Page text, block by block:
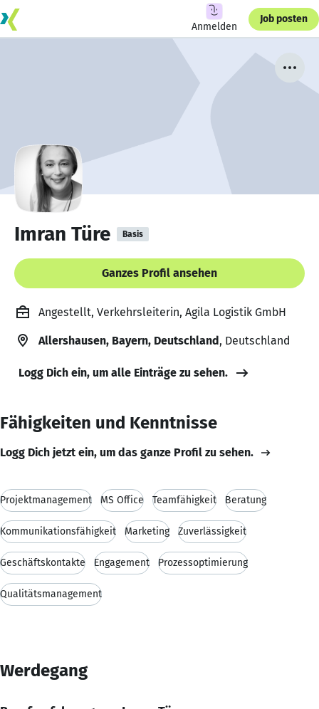
Anmelden
Job posten
Imran Türe Basis
Ganzes Profil ansehen
Angestellt, Verkehrsleiterin, Agila Logistik GmbH
Allershausen, Bayern, Deutschland, Deutschland
Logg Dich ein, um alle Einträge zu sehen.
Fähigkeiten und Kenntnisse
Logg Dich jetzt ein, um das ganze Profil zu sehen.
Projektmanagement MS Office Teamfähigkeit Beratung
Kommunikationsfähigkeit Marketing Zuverlässigkeit
Geschäftskontakte Engagement Prozessoptimierung
Qualitätsmanagement
Werdegang